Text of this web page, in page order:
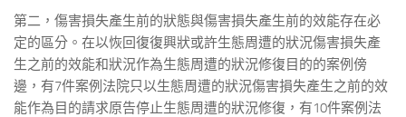
第二，傷害損失產生前的狀態與傷害損失產生前的效能存在必
定的區分。在以恢回復復興狀或許生態周遭的狀況傷害損失產
生之前的效能和狀況作為生態周遭的狀況修復目的的案例傍
邊，有7件案例法院只以生態周遭的狀況傷害損失產生之前的效
能作為目的請求原告停止生態周遭的狀況修復，有10件案例法